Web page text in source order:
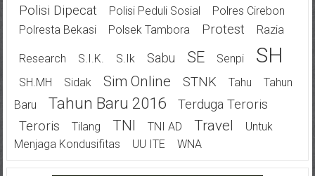
Polisi Dipecat Polisi Peduli Sosial
Polres Cirebon
Polresta Bekasi
Polsek Tambora Protest Razia
Research S.I.K. S.Ik Sabu SE Senpi SH
SH.MH Sidak Sim Online STNK Tahu
Tahun
Baru
Tahun Baru 2016
Terduga Teroris
Teroris
Tilang TNI TNI AD Travel
Untuk
Menjaga Kondusifitas
UU ITE WNA